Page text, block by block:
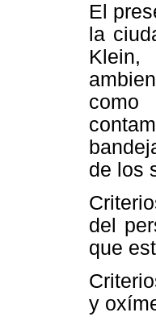
El
la
Klein,
de los
del
que
y